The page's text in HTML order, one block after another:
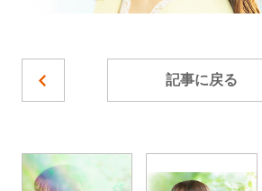
記事に戻る